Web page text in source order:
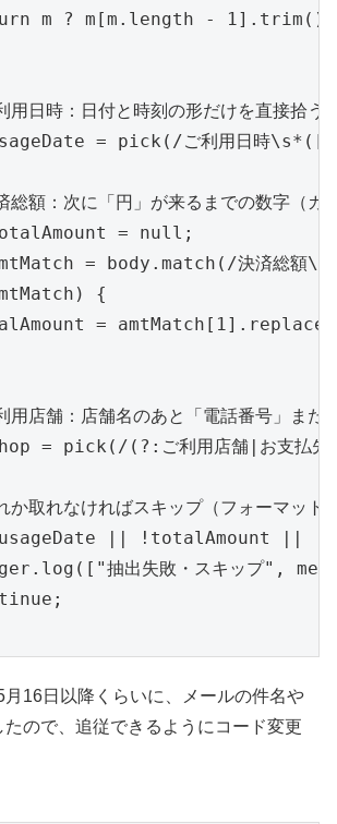
m ? m[m.length - 1].trim()
日時：日付と時刻の形だけを直接拾う
= pick(/ご利用日時
額：次に「円」が来るまでの数字（カ
= null;
= body.match(/決済総額
{
=
店舗：店舗名のあと「電話番号」また
= pick(/(?:ご利用店舗|お支払
取れなければスキップ（フォーマット
|| !totalAmount ||
抽出失敗・スキップ",
月16日以降くらいに、メールの件名や
ので、追従できるようにコード変更